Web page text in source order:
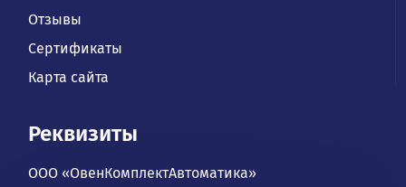
Отзывы
Сертификаты
Карта сайта
Реквизиты
ООО «ОвенКомплектАвтоматика»